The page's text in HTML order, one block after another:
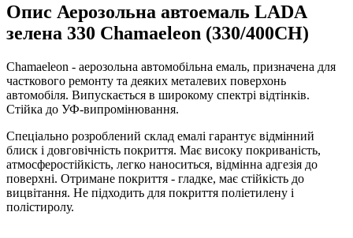
Опис Аерозольна автоемаль LADA
зелена 330 Chamaeleon (330/400CH)
Chamaeleon - аерозольна автомобільна емаль, призначена для
часткового ремонту та деяких металевих поверхонь
автомобіля. Випускається в широкому спектрі відтінків.
Стійка до УФ-випромінювання.
Спеціально розроблений склад емалі гарантує відмінний
блиск і довговічність покриття. Має високу покриваність,
атмосферостійкість, легко наноситься, відмінна адгезія до
поверхні. Отримане покриття - гладке, має стійкість до
вицвітання. Не підходить для покриття поліетилену і
полістиролу.